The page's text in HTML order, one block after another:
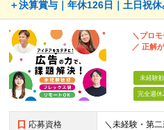
＋決算賞与｜年休126日｜土日祝休
＼プロ
／ 正解
未経験
完全週休
応募資格